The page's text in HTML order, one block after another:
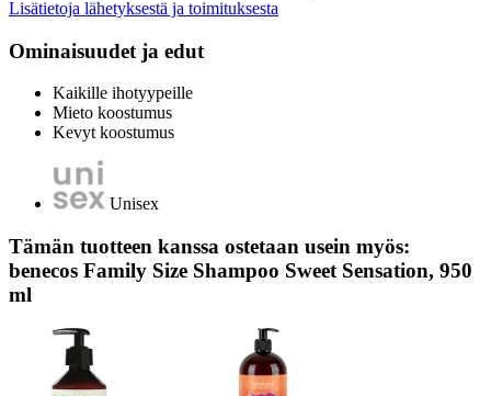
Lisätietoja lähetyksestä ja toimituksesta
Ominaisuudet ja edut
Kaikille ihotyypeille
Mieto koostumus
Kevyt koostumus
Unisex
Tämän tuotteen kanssa ostetaan usein myös:
benecos Family Size Shampoo Sweet Sensation, 950
ml